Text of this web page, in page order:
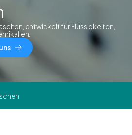
entwickelt für Flüssigkeiten,